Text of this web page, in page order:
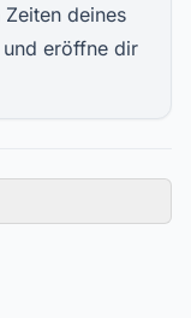
deines
und eröffne dir